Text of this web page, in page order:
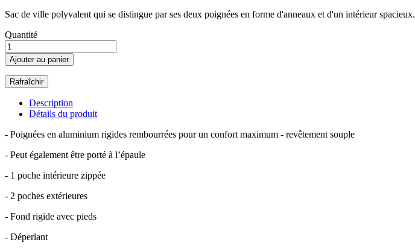
Sac de ville polyvalent qui se distingue par ses deux poignées en forme d'anneaux et d'un intérieur spacieux.
Quantité
Ajouter au panier
Description
Détails du produit
- Poignées en aluminium rigides rembourrées pour un confort maximum - revêtement souple
- Peut également être porté à l’épaule
- 1 poche intérieure zippée
- 2 poches extérieures
- Fond rigide avec pieds
- Déperlant